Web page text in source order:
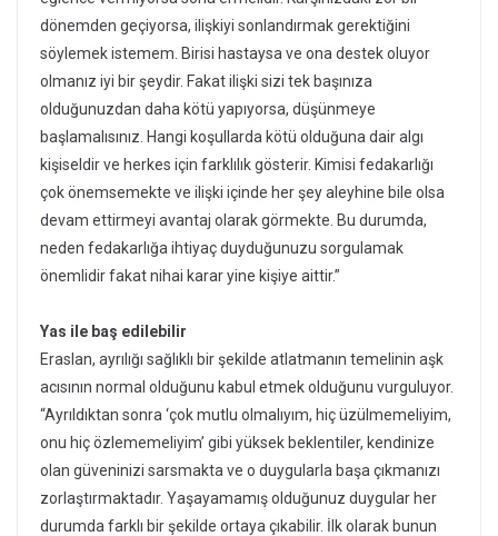
dönemden geçiyorsa, ilişkiyi sonlandırmak gerektiğini
söylemek istemem. Birisi hastaysa ve ona destek oluyor
olmanız iyi bir şeydir. Fakat ilişki sizi tek başınıza
olduğunuzdan daha kötü yapıyorsa, düşünmeye
başlamalısınız. Hangi koşullarda kötü olduğuna dair algı
kişiseldir ve herkes için farklılık gösterir. Kimisi fedakarlığı
çok önemsemekte ve ilişki içinde her şey aleyhine bile olsa
devam ettirmeyi avantaj olarak görmekte. Bu durumda,
neden fedakarlığa ihtiyaç duyduğunuzu sorgulamak
önemlidir fakat nihai karar yine kişiye aittir.”
Yas ile baş edilebilir
Eraslan, ayrılığı sağlıklı bir şekilde atlatmanın temelinin aşk
acısının normal olduğunu kabul etmek olduğunu vurguluyor.
“Ayrıldıktan sonra ‘çok mutlu olmalıyım, hiç üzülmemeliyim,
onu hiç özlememeliyim’ gibi yüksek beklentiler, kendinize
olan güveninizi sarsmakta ve o duygularla başa çıkmanızı
zorlaştırmaktadır. Yaşayamamış olduğunuz duygular her
durumda farklı bir şekilde ortaya çıkabilir. İlk olarak bunun